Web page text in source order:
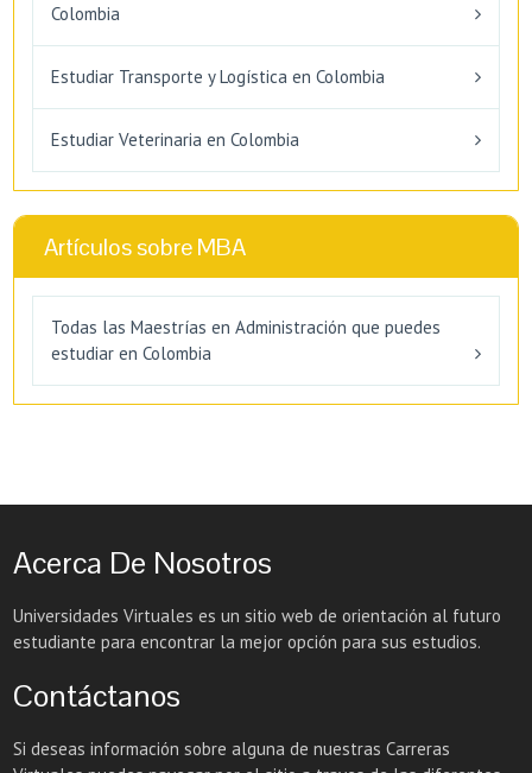
Colombia
Estudiar Transporte y Logística en Colombia
Estudiar Veterinaria en Colombia
Artículos sobre MBA
Todas las Maestrías en Administración que puedes
estudiar en Colombia
Acerca De Nosotros
Universidades Virtuales es un sitio web de orientación al futuro
estudiante para encontrar la mejor opción para sus estudios.
Contáctanos
Si deseas información sobre alguna de nuestras Carreras